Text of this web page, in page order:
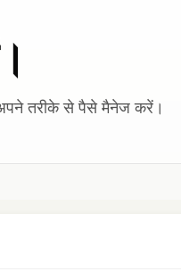
अपने तरीके से पैसे मैनेज करें।